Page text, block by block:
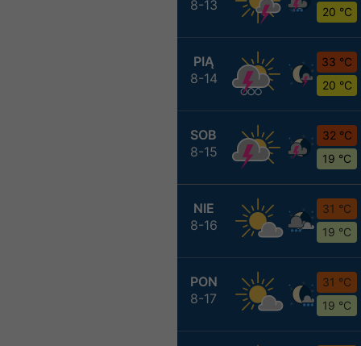
8-13
20 °C
PIĄ
8-14
33 °C
20 °C
SOB
8-15
32 °C
19 °C
NIE
8-16
31 °C
19 °C
PON
8-17
31 °C
19 °C